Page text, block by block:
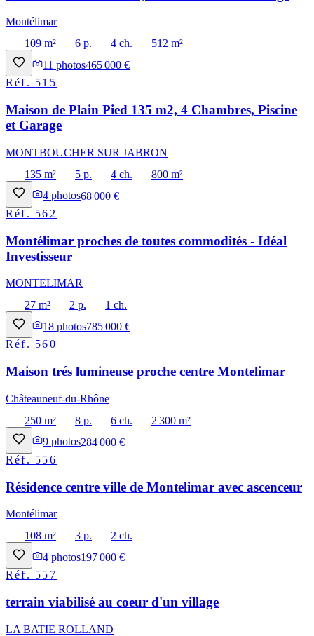
Montélimar
109 m²
6 p. 4 ch.
512 m²
11 photos465 000 €
Réf. 515
Maison de Plain Pied 135 m2, 4 Chambres, Piscine
et Garage
MONTBOUCHER SUR JABRON
135 m²
5 p. 4 ch.
800 m²
4 photos68 000 €
Réf. 562
Montélimar proches de toutes commodités - Idéal
Investisseur
MONTELIMAR
27 m²
2 p.
1 ch.
18 photos785 000 €
Réf. 560
Maison trés lumineuse proche centre Montelimar
Châteauneuf-du-Rhône
250 m²
8 p. 6 ch.
2 300 m²
9 photos284 000 €
Réf. 556
Résidence centre ville de Montelimar avec ascenceur
Montélimar
108 m²
3 p.
2 ch.
4 photos197 000 €
Réf. 557
terrain viabilisé au coeur d'un village
LA BATIE ROLLAND